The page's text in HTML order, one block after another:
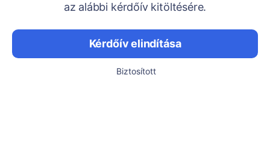
az alábbi kérdőív kitöltésére.
Kérdőív elindítása
Biztosított